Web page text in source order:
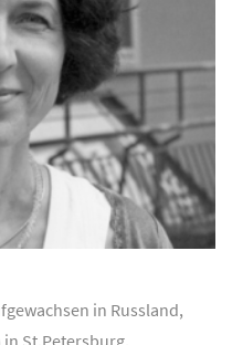
in Russland,